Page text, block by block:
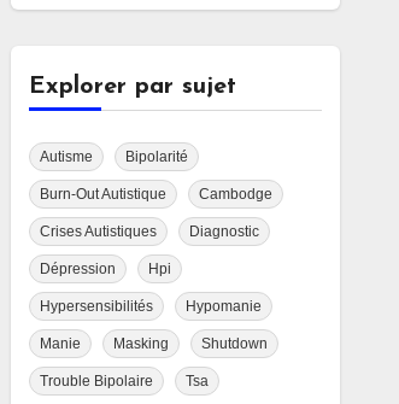
Explorer par sujet
Autisme Bipolarité
Burn-Out Autistique Cambodge
Crises Autistiques Diagnostic
Dépression Hpi
Hypersensibilités Hypomanie
Manie Masking Shutdown
Trouble Bipolaire Tsa